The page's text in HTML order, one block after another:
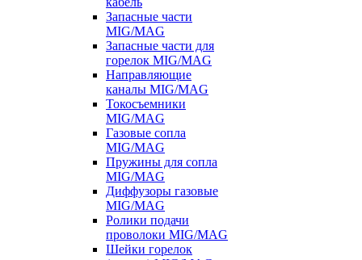
Запасные части
MIG/MAG
Запасные части для
горелок MIG/MAG
Направляющие
каналы MIG/MAG
Токосъемники
MIG/MAG
Газовые сопла
MIG/MAG
Пружины для сопла
MIG/MAG
Диффузоры газовые
MIG/MAG
Ролики подачи
проволоки MIG/MAG
Шейки горелок